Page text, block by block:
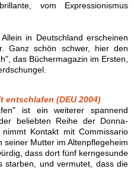
vom Expressionismus
in Deutschland erscheinen
Ganz schön schwer, hier den
das Büchermagazin im Ersten,
entschlafen (DEU 2004)
ist ein weiterer spannend
beliebten Reihe der Donna-
Kontakt mit Commissario
seiner Mutter im Altenpflegeheim
dass dort fünf kerngesunde
starben, und vermutet, dass die